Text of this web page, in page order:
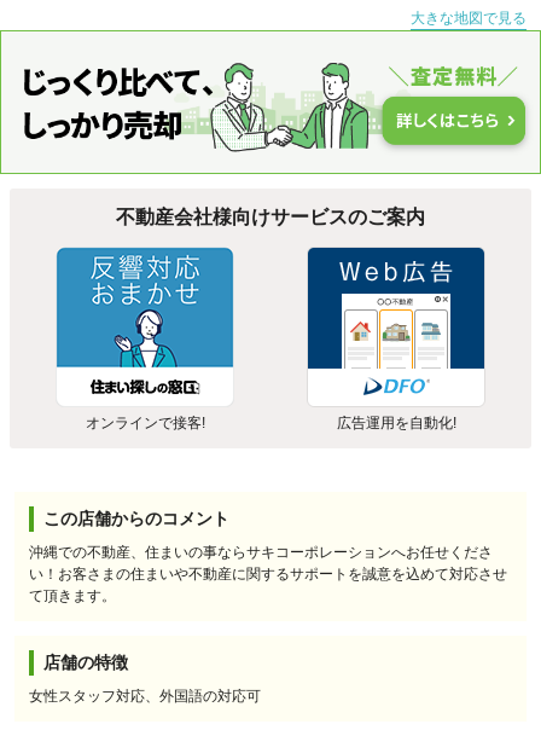
大きな地図で見る
不動産会社様向けサービスのご案内
オンラインで接客! 広告運用を自動化!
この店舗からのコメント
沖縄での不動産、住まいの事ならサキコーポレーションへお任せくださ
い！お客さまの住まいや不動産に関するサポートを誠意を込めて対応させ
て頂きます。
店舗の特徴
女性スタッフ対応、外国語の対応可